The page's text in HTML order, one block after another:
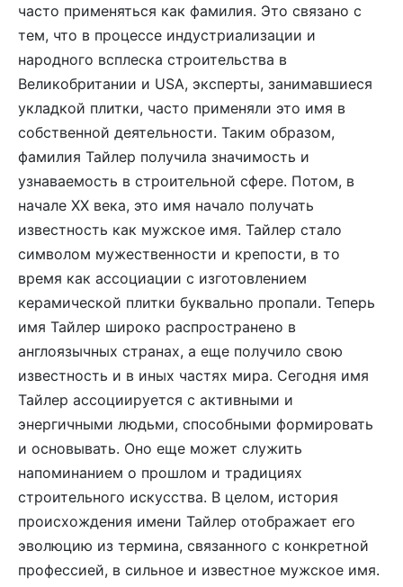
часто применяться как фамилия. Это связано с
тем, что в процессе индустриализации и
народного всплеска строительства в
Великобритании и USA, эксперты, занимавшиеся
укладкой плитки, часто применяли это имя в
собственной деятельности. Таким образом,
фамилия Тайлер получила значимость и
узнаваемость в строительной сфере. Потом, в
начале XX века, это имя начало получать
известность как мужское имя. Тайлер стало
символом мужественности и крепости, в то
время как ассоциации с изготовлением
керамической плитки буквально пропали. Теперь
имя Тайлер широко распространено в
англоязычных странах, а еще получило свою
известность и в иных частях мира. Сегодня имя
Тайлер ассоциируется с активными и
энергичными людьми, способными формировать
и основывать. Оно еще может служить
напоминанием о прошлом и традициях
строительного искусства. В целом, история
происхождения имени Тайлер отображает его
эволюцию из термина, связанного с конкретной
профессией, в сильное и известное мужское имя.